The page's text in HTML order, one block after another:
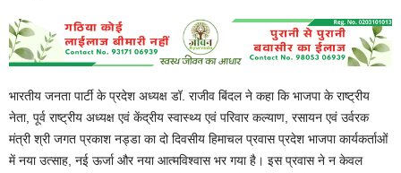
भारतीय जनता पार्टी के प्रदेश अध्यक्ष डॉ. राजीव बिंदल ने कहा कि भाजपा के राष्ट्रीय
नेता, पूर्व राष्ट्रीय अध्यक्ष एवं केंद्रीय स्वास्थ्य एवं परिवार कल्याण, रसायन एवं उर्वरक
मंत्री श्री जगत प्रकाश नड्डा का दो दिवसीय हिमाचल प्रवास प्रदेश भाजपा कार्यकर्ताओं
में नया उत्साह, नई ऊर्जा और नया आत्मविश्वास भर गया है। इस प्रवास ने न केवल